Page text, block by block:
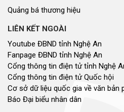
Quảng bá thương hiệu
LIÊN KẾT NGOÀI
Youtube ĐBND tỉnh Nghệ An
Fanpage ĐBND tỉnh Nghệ An
Cổng thông tin điện tử tỉnh Nghệ
Cổng thông tin điện tử Quốc hội
Cơ sở dữ liệu quốc gia về văn bản
Báo Đại biểu nhân dân